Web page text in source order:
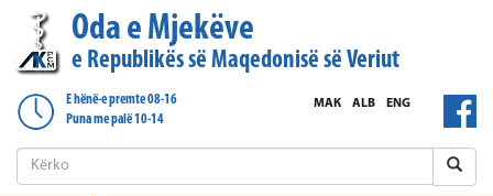
Oda e Mjekëve
e Republikës së Maqedonisë së Veriut
E hënë-e premte 08-16
Puna me palë 10-14
ENG
ALB
МАК